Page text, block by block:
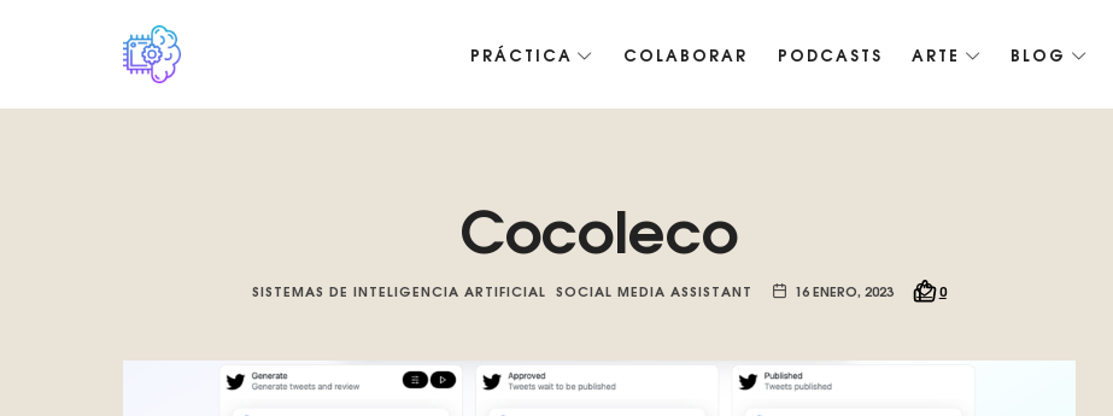
PRÁCTICA COLABORAR PODCASTS ARTE BLOG
Cocoleco
SISTEMAS DE INTELIGENCIA ARTIFICIAL SOCIAL MEDIA ASSISTANT 16 ENERO, 2023 0